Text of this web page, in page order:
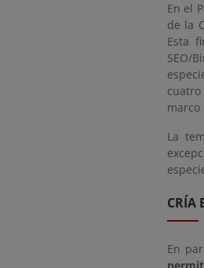
En el
de la
Esta
SEO/
marco
La
CRÍA
En